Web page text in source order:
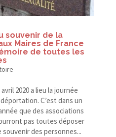
souvenir de la
Maires de France
de toutes les
2020 a lieu la journée
C’est dans un
que des associations
pas toutes déposer
des personnes...